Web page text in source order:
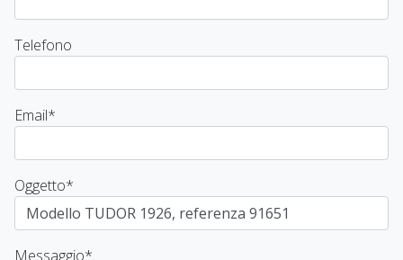
Telefono
Email*
Oggetto*
Messaggio*